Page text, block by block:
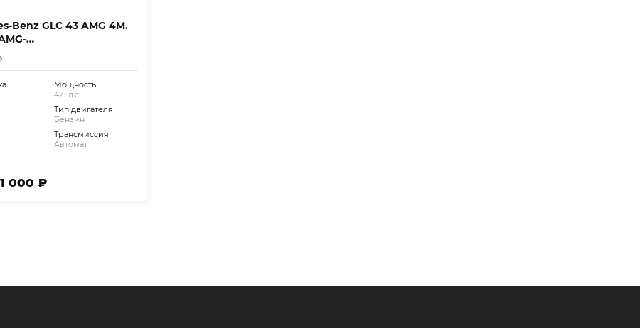
Benz GLC 43 AMG 4M.
Мощность
421 л.с.
Тип двигателя
Бензин
Трансмиссия
Автомат
000 ₽